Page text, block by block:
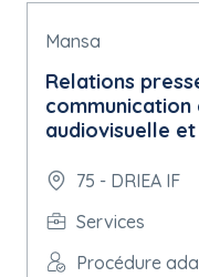
Mansa
Relations
audiovisuelle et
75 - DRIEA IF
Services
Procédure